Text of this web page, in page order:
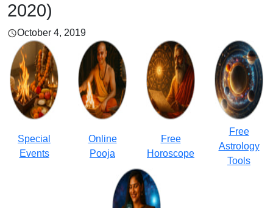
2020)
October 4, 2019
Special
Events
Online
Pooja
Free
Horoscope
Free
Astrology
Tools